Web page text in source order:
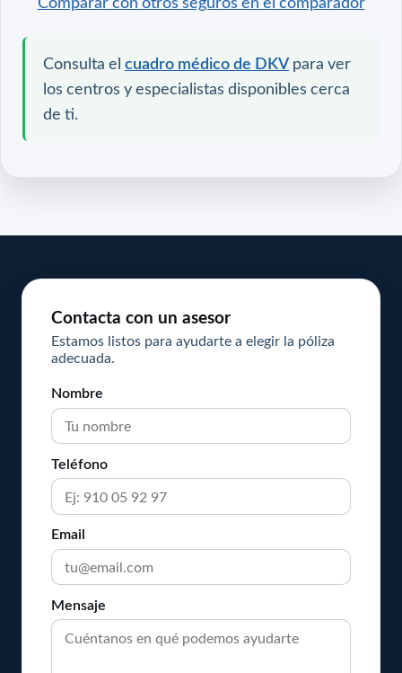
Consulta el cuadro médico de DKVpara ver
los centros y especialistas disponibles cerca
de ti.
Contacta con un asesor
Estamos listos para ayudarte a elegir la póliza
adecuada.
Nombre
Teléfono
Email
Mensaje